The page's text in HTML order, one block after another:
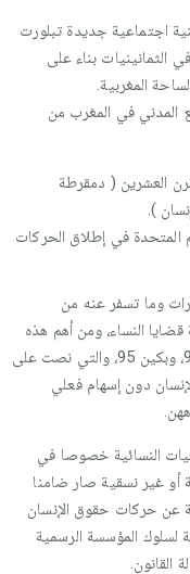
اجتماعية جديدة تبلورت
بناء على
المغربية.
المدني في المغرب من
العشرين ( دمقرطة
).
المتحدة في إطلاق الحركات
وما تسفر عنه من
النساء، ومن أهم هذه
اللقاأت : مؤتمر ريو 92، وفيينا 93، وكوبنهاكن 95، وبكين 95، والتي نصت على
دون إسهام فعلي
النسائية خصوصا في
أو غير نسقية صار ضامنا
عن حركات حقوق الإنسان
لسلوك المؤسسة الرسمية
القانون.